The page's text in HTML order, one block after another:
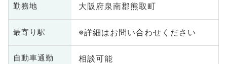
勤務地 大阪府泉南郡熊取町
最寄り駅 ※詳細はお問い合わせください
自動車通勤 相談可能